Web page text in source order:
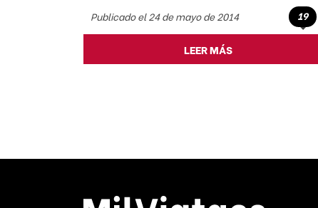
Publicado el 24 de mayo de 2014 19
LEER MÁS